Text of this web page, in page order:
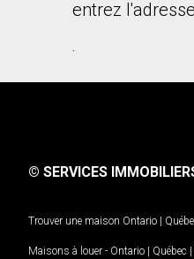
entrez
.
© SERVICES
Trouver une maison Ontario |
Maisons à louer - Ontario | Québec |